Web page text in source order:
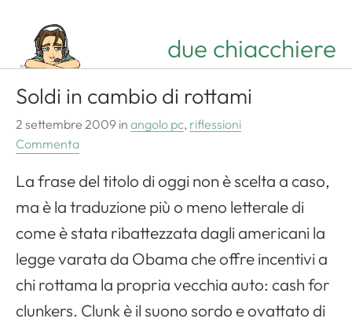
due chiacchiere
Soldi in cambio di rottami
2 settembre 2009 in angolo pc, riflessioni
Commenta
La frase del titolo di oggi non è scelta a caso,
ma è la traduzione più o meno letterale di
come è stata ribattezzata dagli americani la
legge varata da Obama che offre incentivi a
chi rottama la propria vecchia auto: cash for
clunkers. Clunk è il suono sordo e ovattato di
Apri il menu di navigazione